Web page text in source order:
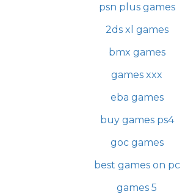
psn plus games
2ds xl games
bmx games
games xxx
eba games
buy games ps4
goc games
best games on pc
games 5